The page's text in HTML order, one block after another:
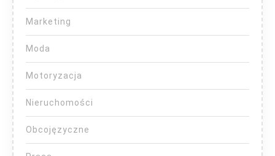
Marketing
Moda
Motoryzacja
Nieruchomości
Obcojęzyczne